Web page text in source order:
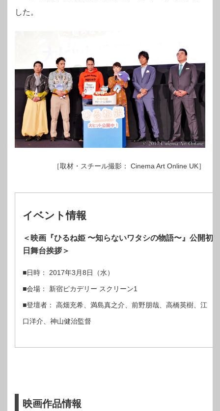
した。
［取材・スチール撮影： Cinema Art Online UK］
イベント情報
＜映画『ひるね姫 〜知らないワタシの物語〜』公開初
日舞台挨拶＞
■日時： 2017年3月8日（水）
■会場： 新宿ピカデリー スクリーン1
■登壇者： 高畑充希、満島真之介、前野朋哉、高橋英樹、江
口洋介、神山健治監督
映画作品情報